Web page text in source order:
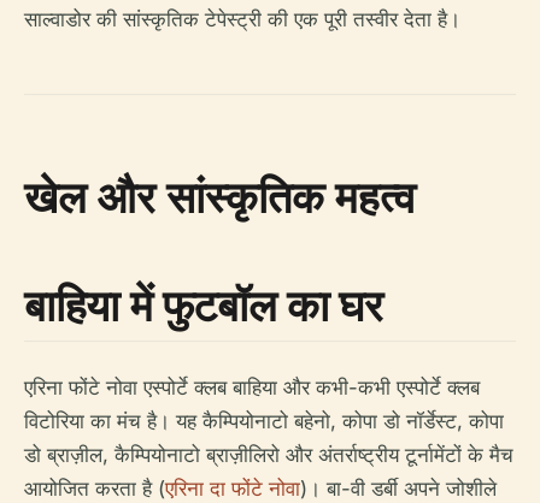
साल्वाडोर की सांस्कृतिक टेपेस्ट्री की एक पूरी तस्वीर देता है।
खेल और सांस्कृतिक महत्व
बाहिया में फुटबॉल का घर
एरिना फोंटे नोवा एस्पोर्टे क्लब बाहिया और कभी-कभी एस्पोर्टे क्लब
विटोरिया का मंच है। यह कैम्पियोनाटो बहेनो, कोपा डो नॉर्डेस्ट, कोपा
डो ब्राज़ील, कैम्पियोनाटो ब्राज़ीलिरो और अंतर्राष्ट्रीय टूर्नामेंटों के मैच
आयोजित करता है (एरिना दा फोंटे नोवा)। बा-वी डर्बी अपने जोशीले